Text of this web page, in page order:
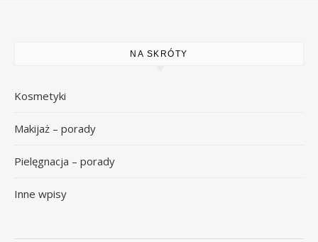
NA SKRÓTY
Kosmetyki
Makijaż – porady
Pielęgnacja – porady
Inne wpisy